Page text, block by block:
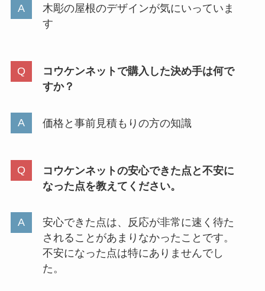
木彫の屋根のデザインが気にいっていま
す
コウケンネットで購入した決め手は何で
すか？
価格と事前見積もりの方の知識
コウケンネットの安心できた点と不安に
なった点を教えてください。
安心できた点は、反応が非常に速く待た
されることがあまりなかったことです。
不安になった点は特にありませんでし
た。